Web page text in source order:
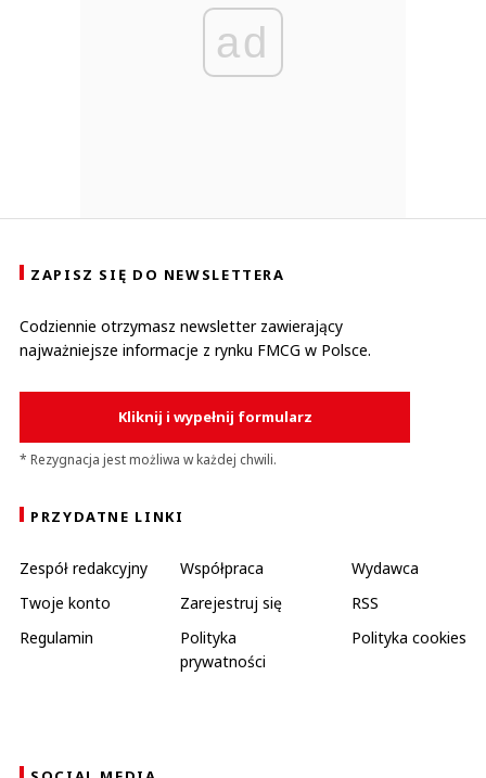
ad
ZAPISZ SIĘ DO NEWSLETTERA
Codziennie otrzymasz newsletter zawierający
najważniejsze informacje z rynku FMCG w Polsce.
Kliknij i wypełnij formularz
* Rezygnacja jest możliwa w każdej chwili.
PRZYDATNE LINKI
Zespół redakcyjny Współpraca
Wydawca
Twoje konto
Zarejestruj się
RSS
Regulamin
Polityka
prywatności
Polityka cookies